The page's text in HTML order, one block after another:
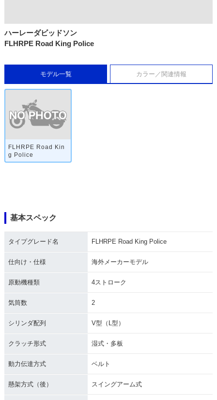
ハーレーダビッドソン
FLHRPE Road King Police
モデル一覧 カラー／関連情報
FLHRPE Road Kin
g Police
基本スペック
タイプグレード名 FLHRPE Road King Police
仕向け・仕様 海外メーカーモデル
原動機種類 4ストローク
気筒数 2
シリンダ配列 V型（L型）
クラッチ形式 湿式・多板
動力伝達方式 ベルト
懸架方式（後） スイングアーム式